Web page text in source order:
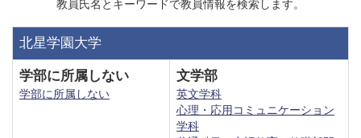
教員氏名とキーワードで教員情報を検索します。
北星学園大学
学部に所属しない
学部に所属しない
文学部
英文学科
心理・応用コミュニケーション
学科